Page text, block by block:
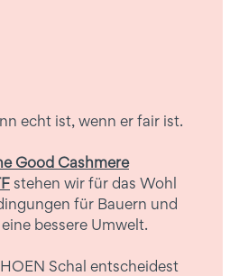
echt ist, wenn er fair ist.
Good Cashmere
stehen wir für das Wohl
für Bauern und
bessere Umwelt.
Schal entscheidest